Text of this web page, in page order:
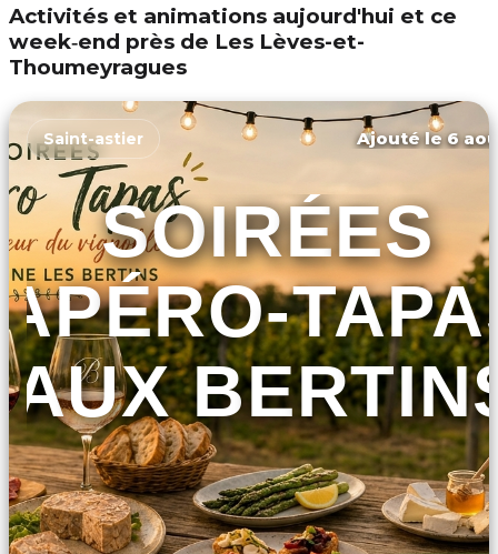
Activités et animations aujourd'hui et ce
week‑end près de Les Lèves-et-
Thoumeyragues
Saint-astier Ajouté le 6
SOIRÉES
APÉRO-
AUX